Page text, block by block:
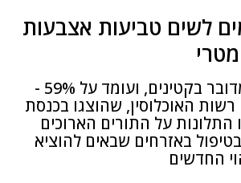
לשים טביעות אצבעות
הנתון יורד כשמדובר בקטינים, ועומד על 59% -
רשות האוכלוסין, שהוצגו בכנסת
התלונות על התורים הארוכים
באזרחים שבאים להוציא
החדשים